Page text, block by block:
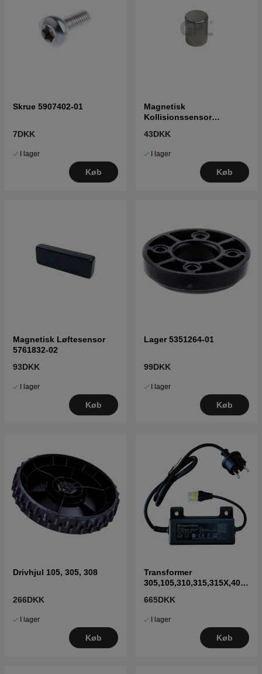
Skrue 5907402-01
7DKK
I lager
Køb
Magnetisk
Kollisionssensor
43DKK
I lager
Køb
Magnetisk Løftesensor
5761832-02
93DKK
I lager
Køb
Lager 5351264-01
99DKK
I lager
Køb
Drivhjul 105, 305, 308
266DKK
I lager
Køb
Transformer
305,105,310,315,315X,405
Mark II
665DKK
I lager
Køb